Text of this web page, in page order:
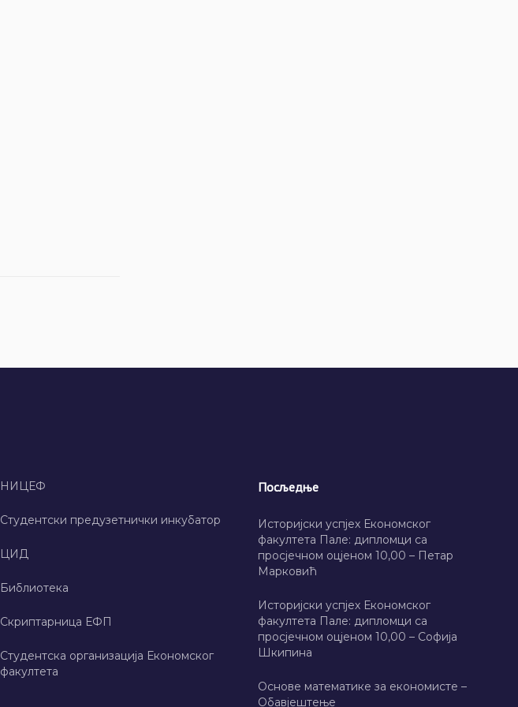
НИЦЕФ
Студентски предузетнички инкубатор
ЦИД
Библиотека
Скриптарница ЕФП
Студентска организација Економског
факултета
Посљедње
Историјски успјех Економског
факултета Пале: дипломци са
просјечном оцјеном 10,00 – Петар
Марковић
Историјски успјех Економског
факултета Пале: дипломци са
просјечном оцјеном 10,00 – Софија
Шкипина
Основе математике за економисте –
Обавјештење